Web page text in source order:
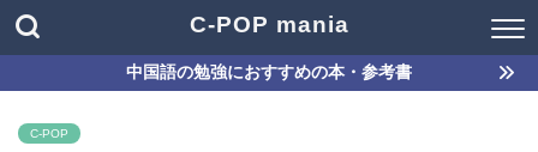
C-POP mania
中国語の勉強におすすめの本・参考書
C-POP